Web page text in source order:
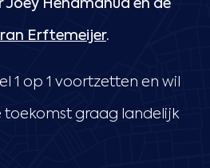
Hehamahua en de
Erftemeijer.
1 op 1 voortzetten en wil
toekomst graag landelijk